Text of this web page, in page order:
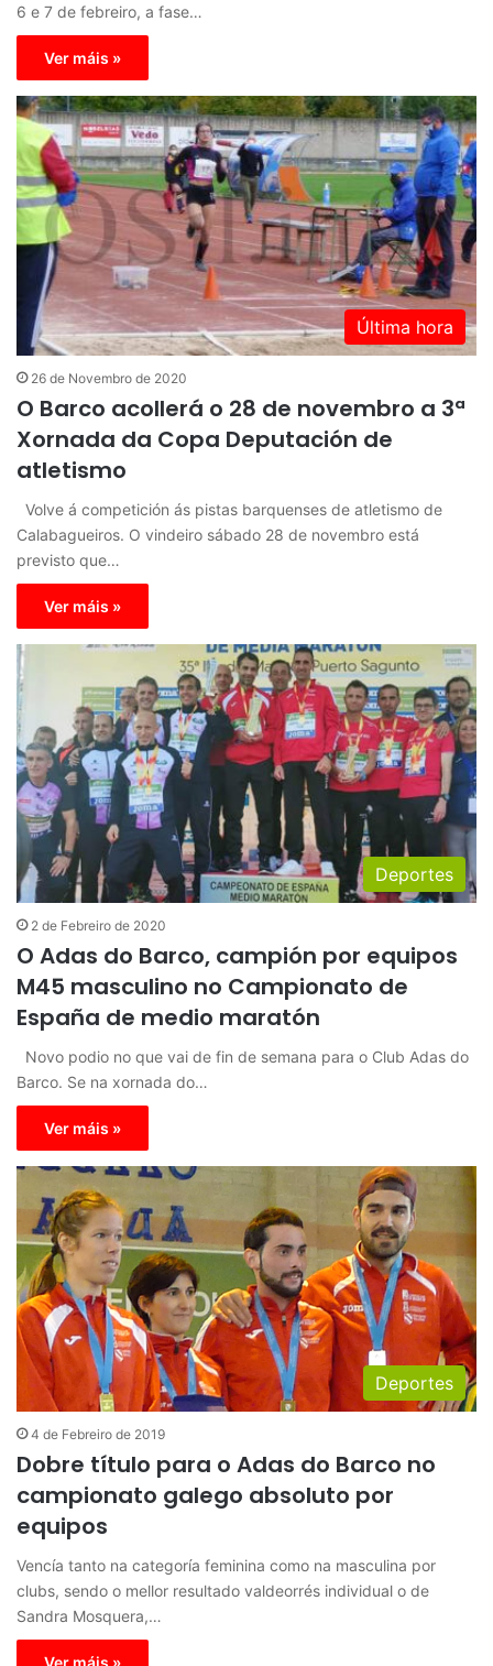
6 e 7 de febreiro, a fase…
Ver máis »
Última hora
26 de Novembro de 2020
O Barco acollerá o 28 de novembro a 3ª
Xornada da Copa Deputación de
atletismo
Volve á competición ás pistas barquenses de atletismo de
Calabagueiros. O vindeiro sábado 28 de novembro está
previsto que…
Ver máis »
Deportes
2 de Febreiro de 2020
O Adas do Barco, campión por equipos
M45 masculino no Campionato de
España de medio maratón
Novo podio no que vai de fin de semana para o Club Adas do
Barco. Se na xornada do…
Ver máis »
Deportes
4 de Febreiro de 2019
Dobre título para o Adas do Barco no
campionato galego absoluto por
equipos
Vencía tanto na categoría feminina como na masculina por
clubs, sendo o mellor resultado valdeorrés individual o de
Sandra Mosquera,…
Ver máis »